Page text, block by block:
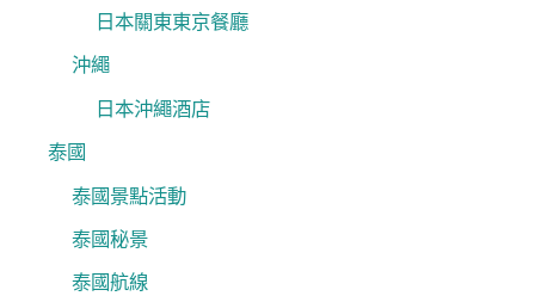
日本關東東京餐廳
沖繩
日本沖繩酒店
泰國
泰國景點活動
泰國秘景
泰國航線